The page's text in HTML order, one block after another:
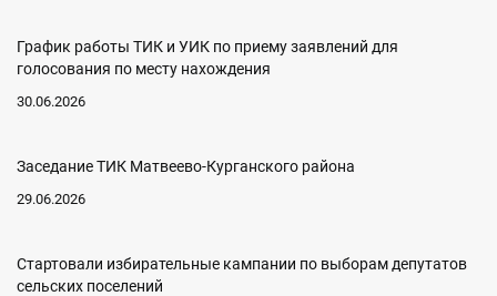
График работы ТИК и УИК по приему заявлений для
голосования по месту нахождения
30.06.2026
Заседание ТИК Матвеево-Курганского района
29.06.2026
Стартовали избирательные кампании по выборам депутатов
сельских поселений